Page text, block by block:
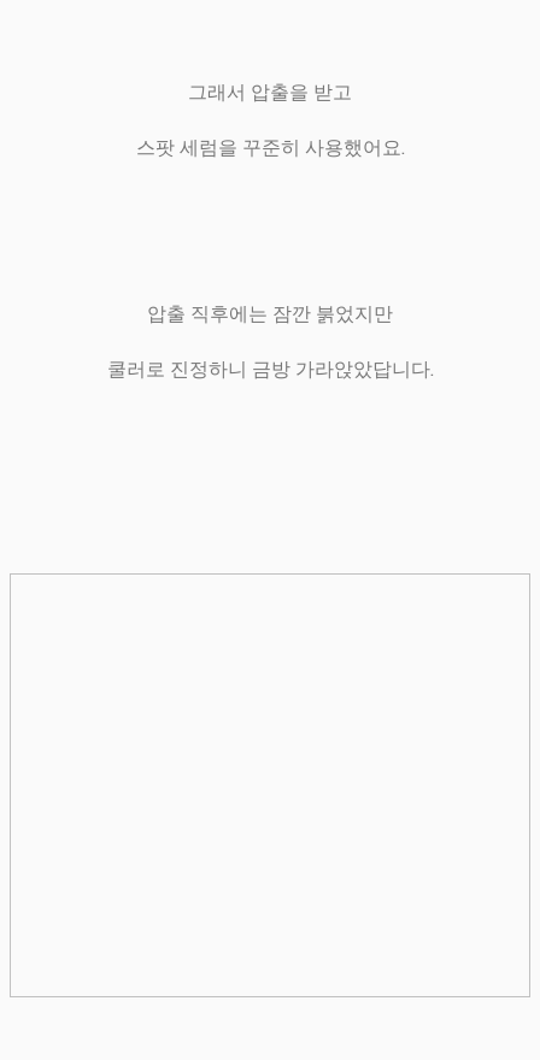
그래서 압출을 받고
스팟 세럼을 꾸준히 사용했어요.
압출 직후에는 잠깐 붉었지만
쿨러로 진정하니 금방 가라앉았답니다.